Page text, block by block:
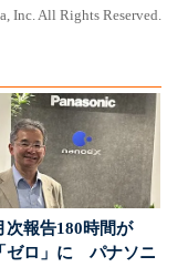
Inc. All Rights Reserved.
次報告180時間が
ゼロ」に パナソニ